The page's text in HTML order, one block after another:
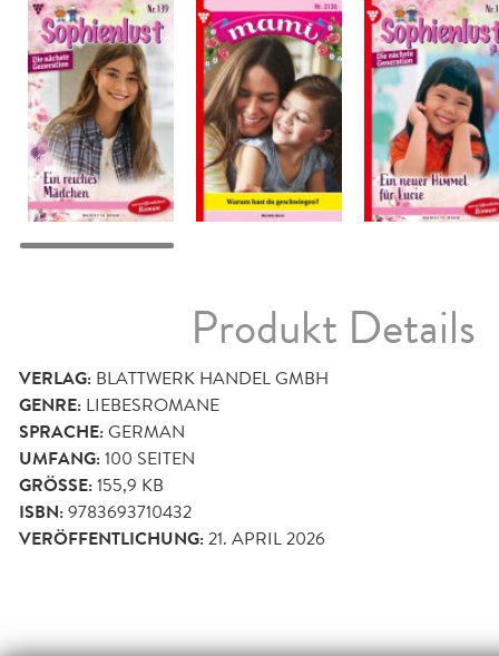
Produkt Details
VERLAG: BLATTWERK HANDEL GMBH
GENRE: LIEBESROMANE
SPRACHE:GERMAN
UMFANG:100 SEITEN
GRÖSSE: 155,9 KB
ISBN:9783693710432
VERÖFFENTLICHUNG:21. APRIL 2026